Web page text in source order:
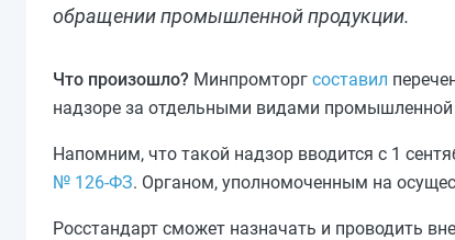
обращении промышленной продукции.
Что произошло? Минпромторг составил
надзоре за отдельными видами промышленной
Напомним, что такой надзор вводится с 1
№ 126-ФЗ. Органом, уполномоченным на
Росстандарт сможет назначать и проводить